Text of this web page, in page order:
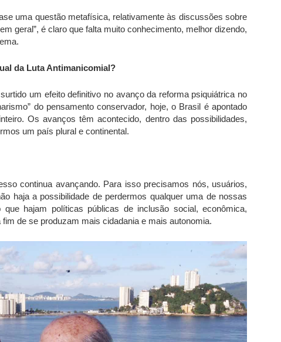
uma questão metafísica, relativamente às discussões sobre
geral”, é claro que falta muito conhecimento, melhor dizendo,
da Luta Antimanicomial?
um efeito definitivo no avanço da reforma psiquiátrica no
do pensamento conservador, hoje, o Brasil é apontado
Os avanços têm acontecido, dentro das possibilidades,
um país plural e continental.
continua avançando. Para isso precisamos nós, usuários,
haja a possibilidade de perdermos qualquer uma de nossas
hajam políticas públicas de inclusão social, econômica,
de se produzam mais cidadania e mais autonomia.